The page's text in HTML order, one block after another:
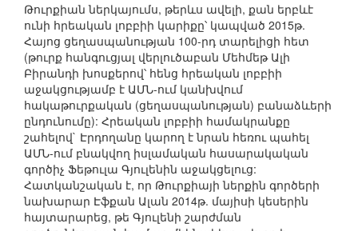
Թուրքիան ներկայումս, թերևս ավելի, քան երբևէ
ունի հրեական լոբբիի կարիքը՝ կապված 2015թ.
Հայոց ցեղասպանության 100-րդ տարելիցի հետ
(թուրք հանգուցյալ վերլուծաբան Մեհմեթ Ալի
Բիրանդի խոսքերով՝ հենց հրեական լոբբիի
աջակցությամբ է ԱՄՆ-ում կանխվում
հակաթուրքական (ցեղասպանության) բանաձևերի
ընդունումը): Հրեական լոբբիի համակրանքը
շահելով` Էրդողանը կարող է նրան հեռու պահել
ԱՄՆ-ում բնակվող իսլամական հասարակական
գործիչ Ֆեթուլա Գյուլենին աջակցելուց:
Հատկանշական է, որ Թուրքիայի ներքին գործերի
նախարար Էֆքան Ալան 2014թ. մայիսի կեսերին
հայտարարեց, թե Գյուլենի շարժման